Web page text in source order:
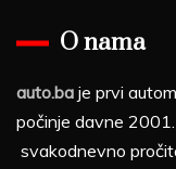
O nama
auto.ba je prvi
počinje davne
svakodnevno